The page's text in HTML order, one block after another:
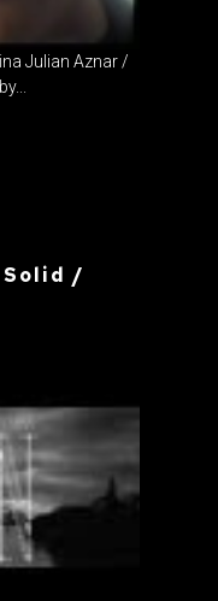
Julian Aznar /
Solid /